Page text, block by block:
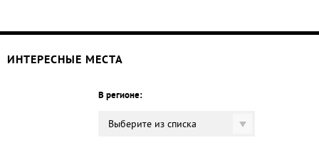
ИНТЕРЕСНЫЕ МЕСТА
В регионе:
Выберите из списка